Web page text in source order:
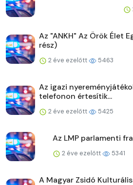
Az "ANKH" Az Örök Élet
rész)
2 éve ezelőtt 5463
Az igazi
telefonon értesítik...
2 éve ezelőtt 5425
Az LMP parlamenti
2 éve ezelőtt 5341
A Magyar Zsidó